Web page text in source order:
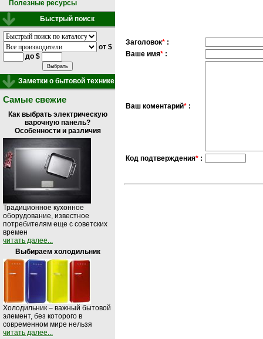
Полезные ресурсы
Быстрый поиск
от $
до $
Заметки о бытовой технике
Самые свежие
Как выбрать электрическую
варочную панель?
Особенности и различия
Традиционное кухонное
оборудование, известное
потребителям еще с советских
времен
читать далее...
Выбираем холодильник
Холодильник – важный бытовой
элемент, без которого в
современном мире нельзя
читать далее...
Заголовок* :
Ваше имя* :
Ваш коментарий* :
Код подтверждения* :